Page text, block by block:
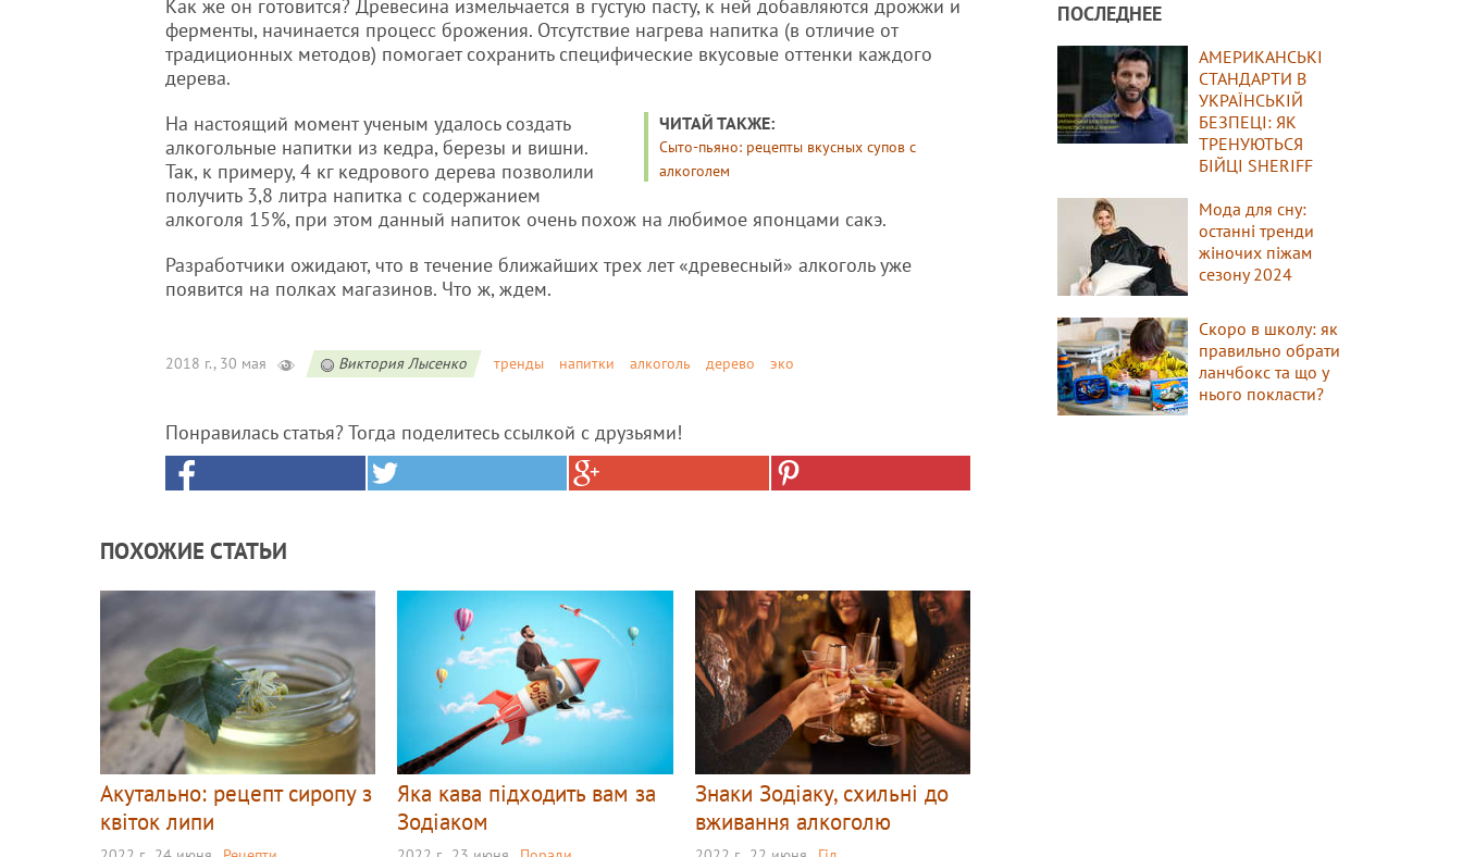
Как же он готовится? Древесина измельчается в густую пасту, к ней добавляются дрожжи и
ферменты, начинается процесс брожения. Отсутствие нагрева напитка (в отличие от
традиционных методов) помогает сохранить специфические вкусовые оттенки каждого
дерева.
ЧИТАЙ ТАКЖЕ:
Сыто-пьяно: рецепты вкусных супов с
алкоголем
На настоящий момент ученым удалось создать
алкогольные напитки из кедра, березы и вишни.
Так, к примеру, 4 кг кедрового дерева позволили
получить 3,8 литра напитка с содержанием
алкоголя 15%, при этом данный напиток очень похож на любимое японцами сакэ.
Разработчики ожидают, что в течение ближайших трех лет «древесный» алкоголь уже
появится на полках магазинов. Что ж, ждем.
2018 г., 30 мая Виктория Лысенко тренды напитки алкоголь дерево эко
Понравилась статья? Тогда поделитесь ссылкой с друзьями!
ПОХОЖИЕ СТАТЬИ
Акутально: рецепт сиропу з
квіток липи
Яка кава підходить вам за
Зодіаком
Знаки Зодіаку, схильні до
вживання алкоголю
ПОСЛЕДНЕЕ
АМЕРИКАНСЬКІ
СТАНДАРТИ В
УКРАЇНСЬКІЙ
БЕЗПЕЦІ: ЯК
ТРЕНУЮТЬСЯ
БІЙЦІ SHERIFF
Мода для сну:
останні тренди
жіночих піжам
сезону 2024
Скоро в школу: як
правильно обрати
ланчбокс та що у
нього покласти?